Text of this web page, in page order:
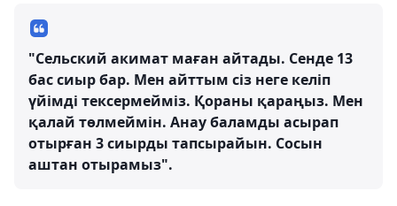
"Сельский акимат маған айтады. Сенде 13
бас сиыр бар. Мен айттым сіз неге келіп
үйімді тексермейміз. Қораны қараңыз. Мен
қалай төлмеймін. Анау баламды асырап
отырған 3 сиырды тапсырайын. Сосын
аштан отырамыз".